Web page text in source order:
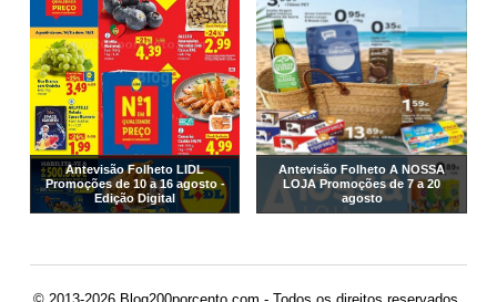
Antevisão Folheto LIDL
Promoções de 10 a 16 agosto -
Edição Digital
Antevisão Folheto A NOSSA
LOJA Promoções de 7 a 20
agosto